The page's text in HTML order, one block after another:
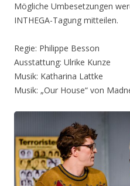
Mögliche Umbesetzungen
INTHEGA-Tagung mitteilen.
Regie: Philippe Besson
Ausstattung: Ulrike Kunze
Musik: Katharina Lattke
Musik: „Our House“ von